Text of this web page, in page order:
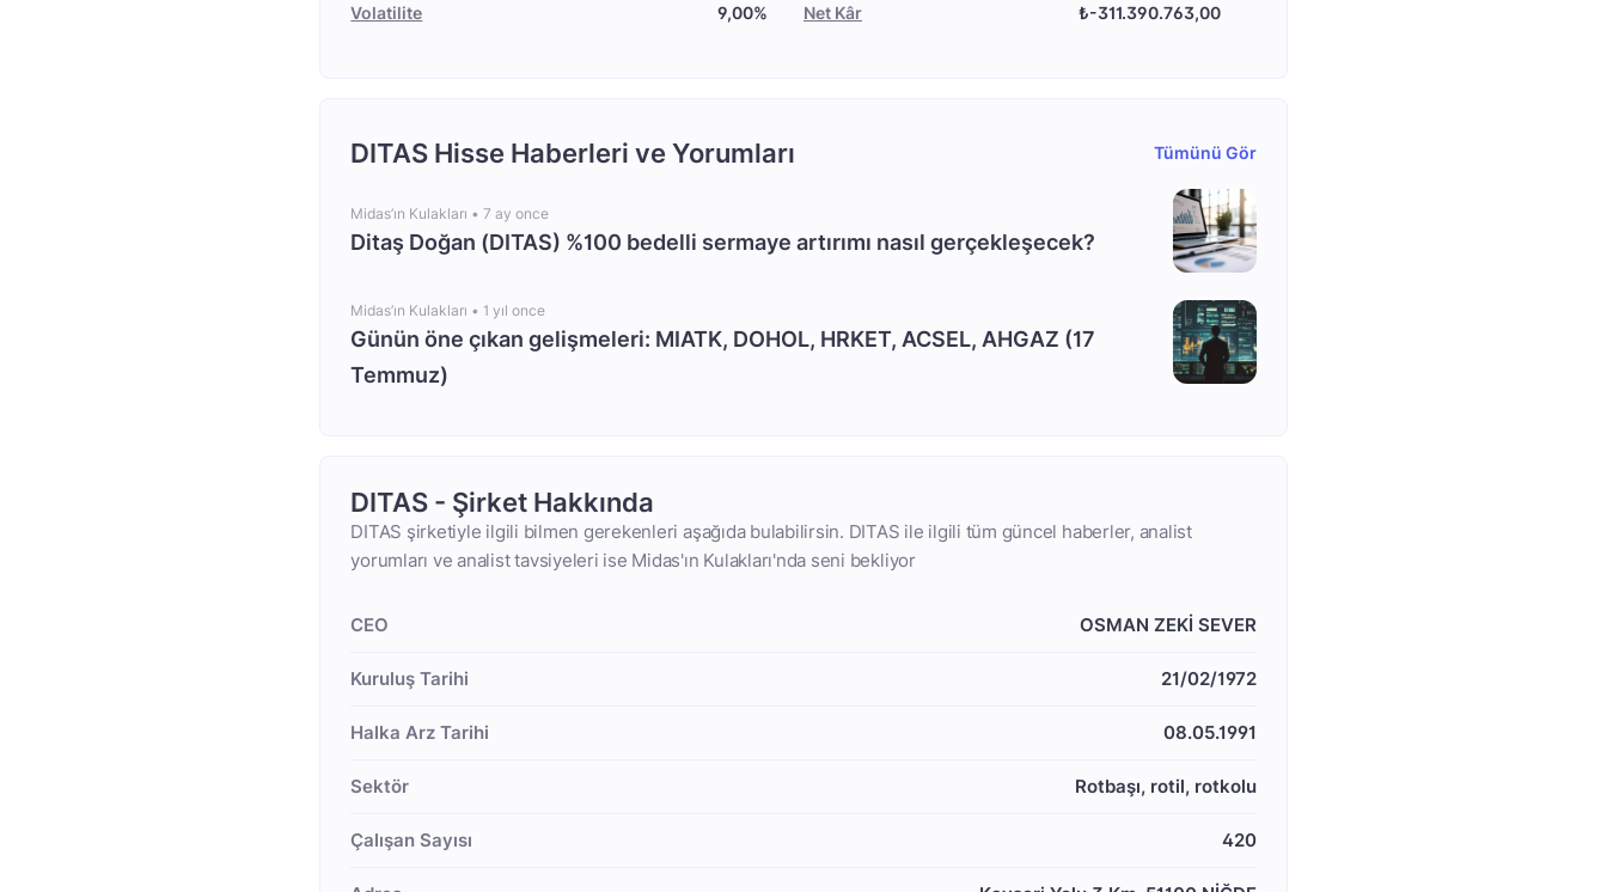
Volatilite 9,00% Net Kâr ₺-311.390.763,00
DITAS Hisse Haberleri ve Yorumları Tümünü Gör
Midas’ın Kulakları •7 ay once
Ditaş Doğan (DITAS) %100 bedelli sermaye artırımı nasıl gerçekleşecek?
Midas’ın Kulakları • 1 yıl once
Günün öne çıkan gelişmeleri: MIATK, DOHOL, HRKET, ACSEL, AHGAZ (17
Temmuz)
DITAS - Şirket Hakkında
DITAS şirketiyle ilgili bilmen gerekenleri aşağıda bulabilirsin. DITAS ile ilgili tüm güncel haberler, analist
yorumları ve analist tavsiyeleri ise Midas'ın Kulakları'nda seni bekliyor
CEO OSMAN ZEKİ SEVER
Kuruluş Tarihi 21/02/1972
Halka Arz Tarihi 08.05.1991
Sektör Rotbaşı, rotil, rotkolu
Çalışan Sayısı 420